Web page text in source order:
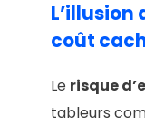
coût
Le risque
tableurs